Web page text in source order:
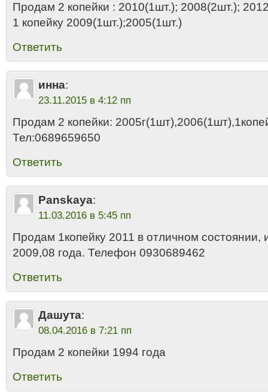
Продам 2 копейки : 2010(1шт.); 2008(2шт.);
1 копейку 2009(1шт.);2005(1шт.)
Ответить
инна:
23.11.2015 в 4:12 пп
Продам 2 копейки:
Тел:0689659650
Ответить
Panskaya:
11.03.2016 в 5:45 пп
Продам 1копейку 2011 в отличном состоянии,
2009,08 года. Телефон 0930689462
Ответить
Дашута:
08.04.2016 в 7:21 пп
Продам 2 копейки 1994 года
Ответить